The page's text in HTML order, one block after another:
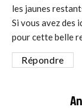
les jaunes
Si vous avez des
pour cette belle
Répondre